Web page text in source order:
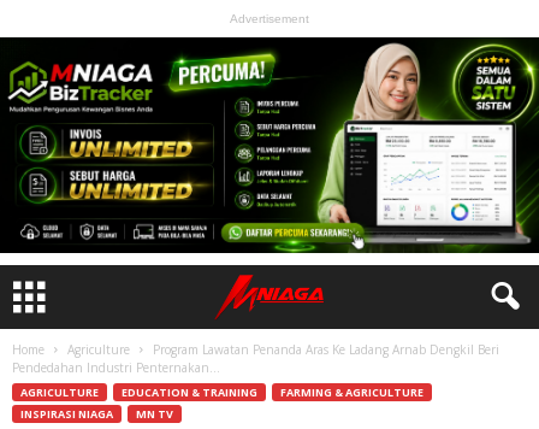
Advertisement
Home Agriculture
Program Lawatan Penanda Aras Ke Ladang Arnab Dengkil Beri
Pendedahan Industri Penternakan...
AGRICULTURE EDUCATION & TRAINING
FARMING & AGRICULTURE
INSPIRASI NIAGA
MN TV